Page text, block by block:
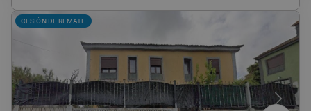
CESIÓN DE REMATE